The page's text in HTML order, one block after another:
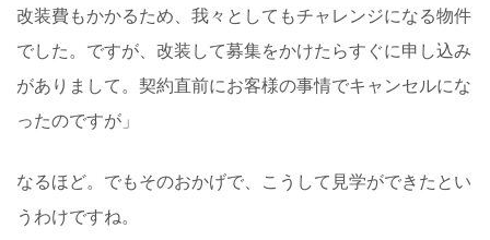
改装費もかかるため、我々としてもチャレンジになる物件
でした。ですが、改装して募集をかけたらすぐに申し込み
がありまして。契約直前にお客様の事情でキャンセルにな
ったのですが」
なるほど。でもそのおかげで、こうして見学ができたとい
うわけですね。